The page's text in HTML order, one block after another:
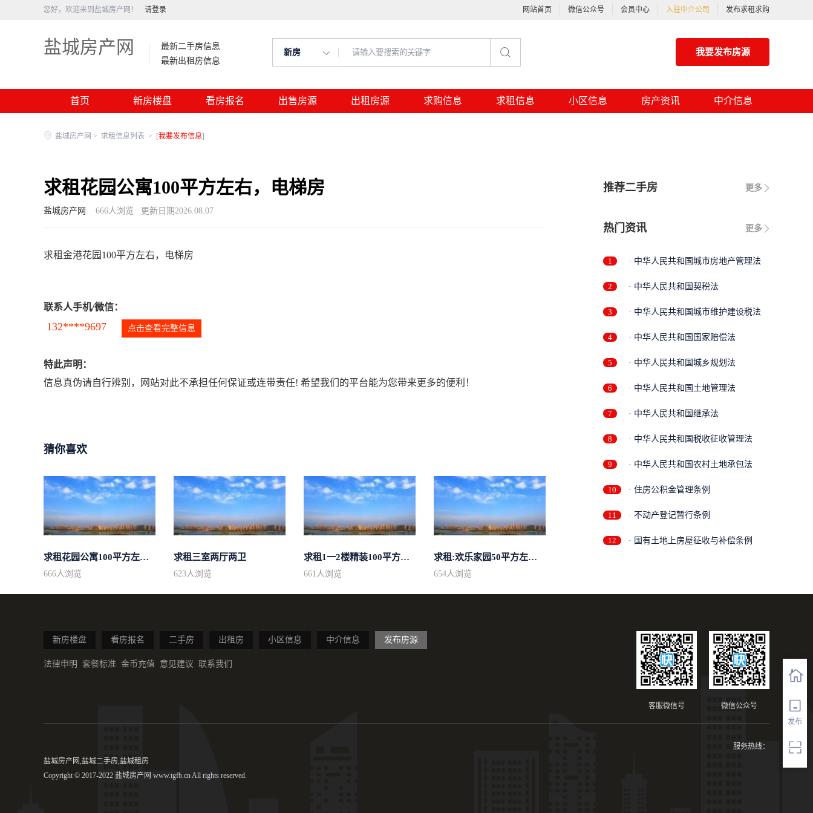
您好，欢迎来到盐城房产网！ 请登录 网站首页 微信公众号 会员中心 入驻中介公司 发布求租求购
盐城房产网
最新二手房信息
最新出租房信息
新房 我要发布房源
首页 新房楼盘 看房报名 出售房源 出租房源 求购信息 求租信息 小区信息 房产资讯 中介信息
发布
盐城房产网 > 求租信息列表 > [我要发布信息]
求租花园公寓100平方左右，电梯房
盐城房产网 666人浏览 更新日期2026.08.07
求租金港花园100平方左右，电梯房
联系人手机/微信：
132****9697 点击查看完整信息
特此声明：
信息真伪请自行辨别，网站对此不承担任何保证或连带责任! 希望我们的平台能为您带来更多的便利！
猜你喜欢
求租花园公寓100平方左右，电梯房
666人浏览
求租三室两厅两卫
623人浏览
求租1一2楼精装100平方里面基本设备不...
661人浏览
求租:欢乐家园50平方左右的单身公寓廉...
654人浏览
更多
推荐二手房
更多
热门资讯
1 · 中华人民共和国城市房地产管理法
2 · 中华人民共和国契税法
3 · 中华人民共和国城市维护建设税法
4 · 中华人民共和国国家赔偿法
5 · 中华人民共和国城乡规划法
6 · 中华人民共和国土地管理法
7 · 中华人民共和国继承法
8 · 中华人民共和国税收征收管理法
9 · 中华人民共和国农村土地承包法
10 · 住房公积金管理条例
11 · 不动产登记暂行条例
12 · 国有土地上房屋征收与补偿条例
新房楼盘 看房报名 二手房 出租房 小区信息 中介信息 发布房源
法律申明 套餐标准 金币充值 意见建议 联系我们
微信公众号
客服微信号
服务热线：
盐城房产网,盐城二手房,盐城租房
Copyright © 2017-2022 盐城房产网 www.tgfb.cn All rights reserved.